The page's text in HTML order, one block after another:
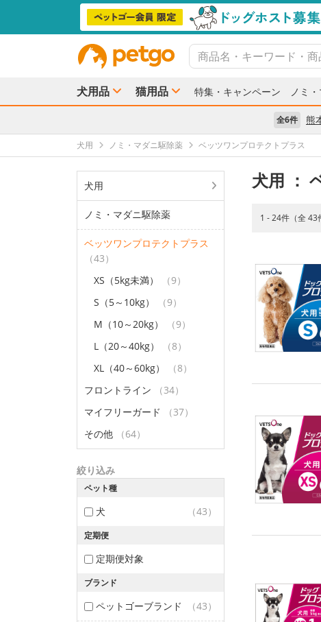
犬用品 猫用品 特集・キャンペーン ノミ
全6件 熊
犬用 ノミ・マダニ駆除薬 ベッツワンプロテクトプラス
犬用
ノミ・マダニ駆除薬
ベッツワンプロテクトプラス
（43）
XS（5kg未満）
（9）
S（5～10kg）
（9）
M（10～20kg）
（9）
L（20～40kg）
（8）
XL（40～60kg）
（8）
フロントライン
（34）
マイフリーガード
（37）
その他
（64）
絞り込み
ペット種
犬 （43）
定期便
定期便対象
ブランド
ペットゴーブランド （43）
犬用 ：
1 - 24件（全 43